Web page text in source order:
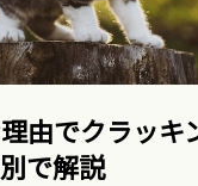
由でクラッキ
で解説